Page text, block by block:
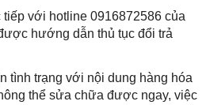
tiếp với hotline 0916872586 của
hướng dẫn thủ tục đổi trả
tình trạng với nội dung hàng hóa
thể sửa chữa được ngay, việc